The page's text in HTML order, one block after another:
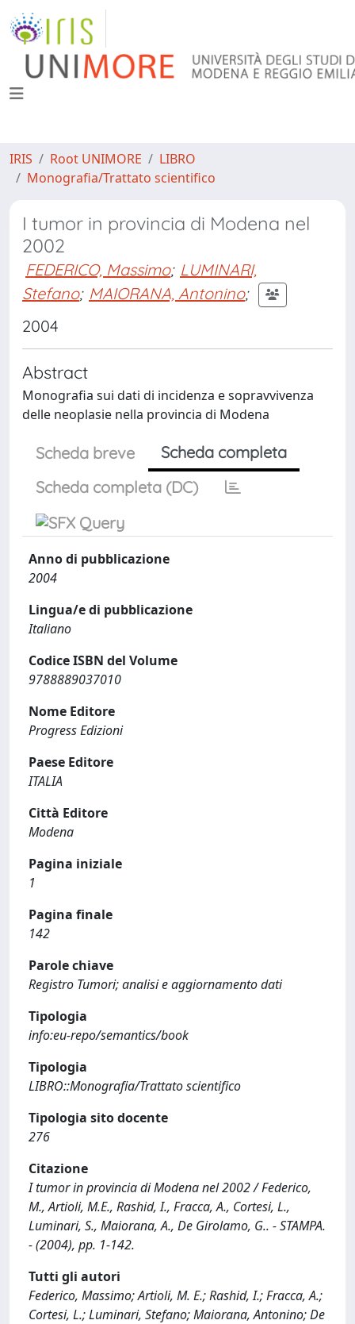
IRIS Root UNIMORE
LIBRO
Monografia/Trattato scientifico
I tumor in provincia di Modena nel
2002
FEDERICO, Massimo; LUMINARI,
Stefano; MAIORANA, Antonino;
2004
Abstract
Monografia sui dati di incidenza e sopravvivenza
delle neoplasie nella provincia di Modena
Scheda breve
Scheda completa
Scheda completa (DC)
Anno di pubblicazione
2004
Lingua/e di pubblicazione
Italiano
Codice ISBN del Volume
9788889037010
Nome Editore
Progress Edizioni
Paese Editore
ITALIA
Città Editore
Modena
Pagina iniziale
1
Pagina finale
142
Parole chiave
Registro Tumori; analisi e aggiornamento dati
Tipologia
info:eu-repo/semantics/book
Tipologia
LIBRO::Monografia/Trattato scientifico
Tipologia sito docente
276
Citazione
I tumor in provincia di Modena nel 2002 / Federico,
M., Artioli, M.E., Rashid, I., Fracca, A., Cortesi, L.,
Luminari, S., Maiorana, A., De Girolamo, G.. - STAMPA.
- (2004), pp. 1-142.
Tutti gli autori
Federico, Massimo; Artioli, M. E.; Rashid, I.; Fracca, A.;
Cortesi, L.; Luminari, Stefano; Maiorana, Antonino; De